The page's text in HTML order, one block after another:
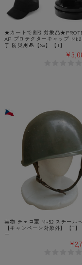
★カートで割引対象品
AP プロテクターキャップ
子 防災用品【Sx】【T】
実物 チェコ軍 M-52 スチール
【キャンペーン対象外】【T】
ー